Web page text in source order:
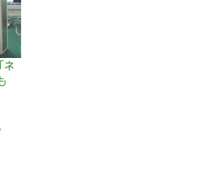
ネ